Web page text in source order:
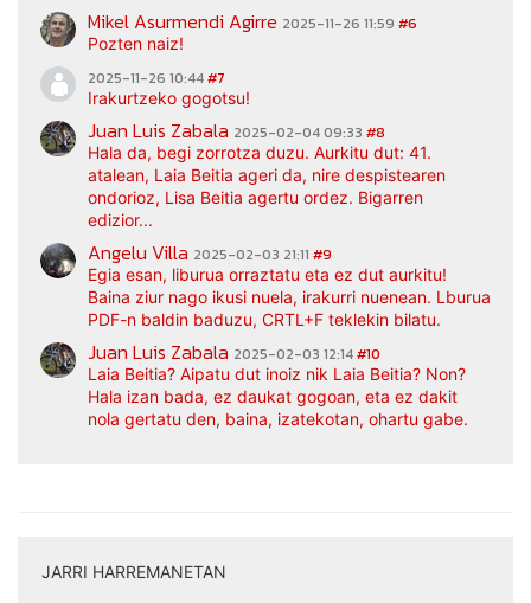
Mikel Asurmendi Agirre 2025-11-26 11:59 #6
Pozten naiz!
2025-11-26 10:44#7
Irakurtzeko gogotsu!
Juan Luis Zabala 2025-02-04 09:33 #8
Hala da, begi zorrotza duzu. Aurkitu dut: 41.
atalean, Laia Beitia ageri da, nire despistearen
ondorioz, Lisa Beitia agertu ordez. Bigarren
edizior...
Angelu Villa 2025-02-03 21:11 #9
Egia esan, liburua orraztatu eta ez dut aurkitu!
Baina ziur nago ikusi nuela, irakurri nuenean. Lburua
PDF-n baldin baduzu, CRTL+F teklekin bilatu.
Juan Luis Zabala 2025-02-03 12:14#10
Laia Beitia? Aipatu dut inoiz nik Laia Beitia? Non?
Hala izan bada, ez daukat gogoan, eta ez dakit
nola gertatu den, baina, izatekotan, ohartu gabe.
JARRI HARREMANETAN